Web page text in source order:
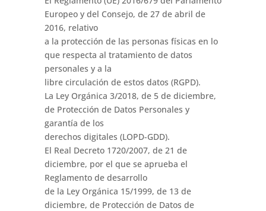
Europeo y del Consejo, de 27 de abril de
2016, relativo
a la protección de las personas físicas en lo
que respecta al tratamiento de datos
personales y a la
libre circulación de estos datos (RGPD).
La Ley Orgánica 3/2018, de 5 de diciembre,
de Protección de Datos Personales y
garantía de los
derechos digitales (LOPD-GDD).
El Real Decreto 1720/2007, de 21 de
diciembre, por el que se aprueba el
Reglamento de desarrollo
de la Ley Orgánica 15/1999, de 13 de
diciembre, de Protección de Datos de